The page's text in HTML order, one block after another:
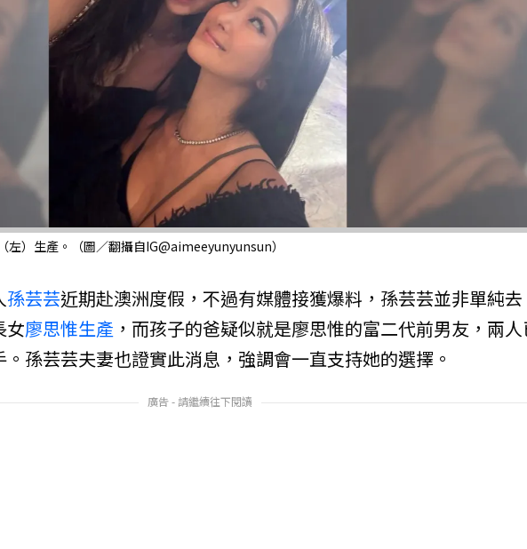
左）生產。（圖／翻攝自IG@aimeeyunyunsun）
孫芸芸近期赴澳洲度假，不過有媒體接獲爆料，孫芸芸並非單純去
女廖思惟生產 ，而孩子的爸疑似就是廖思惟的富二代前男友，兩
。孫芸芸夫妻也證實此消息，強調會一直支持她的選擇。
廣告 - 請繼續往下閱讀